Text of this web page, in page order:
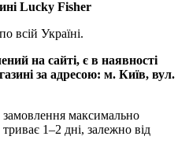
Lucky Fisher
всій Україні.
на сайті, є в наявності
за адресою: м. Київ, вул.
максимально
1–2 дні, залежно від